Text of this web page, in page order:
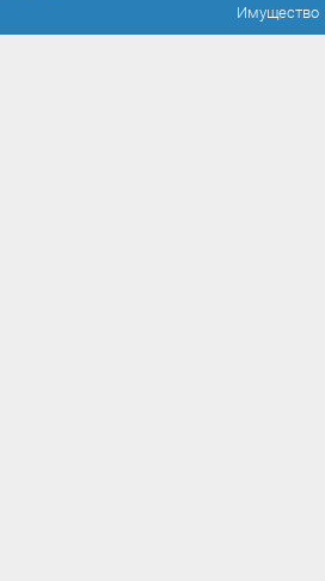
Имущество